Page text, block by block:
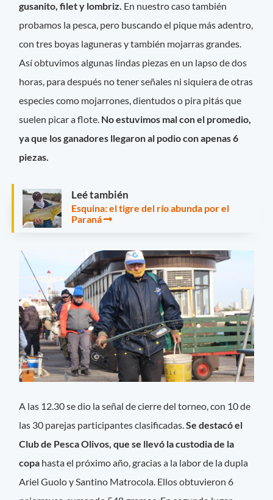
gusanito, filet y lombriz. En nuestro caso también
probamos la pesca, pero buscando el pique más adentro,
con tres boyas laguneras y también mojarras grandes.
Así obtuvimos algunas lindas piezas en un lapso de dos
horas, para después no tener señales ni siquiera de otras
especies como mojarrones, dientudos o pira pitás que
suelen picar a flote. No estuvimos mal con el promedio,
ya que los ganadores llegaron al podio con apenas 6
piezas.
Leé también
Esquina: el tigre del río abunda por el
Paraná
A las 12.30 se dio la señal de cierre del torneo, con 10 de
las 30 parejas participantes clasificadas.Se destacó el
Club de Pesca Olivos, que se llevó la custodia de la
copa hasta el próximo año, gracias a la labor de la dupla
Ariel Guolo y Santino Matrocola. Ellos obtuvieron 6